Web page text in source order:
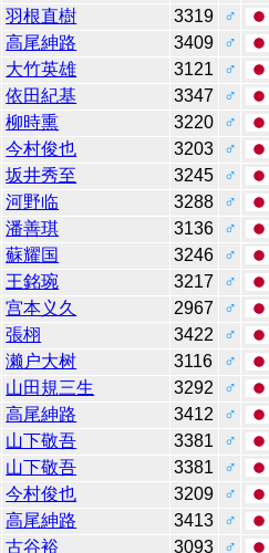
羽根直樹 3319
♂
高尾紳路 3409
♂
大竹英雄 3121
♂
依田紀基 3347
♂
柳時熏 3220
♂
今村俊也 3203
♂
坂井秀至 3245
♂
河野临 3288
♂
潘善琪 3136
♂
蘇耀国 3246
♂
王銘琬 3217
♂
宫本义久 2967
♂
張栩 3422
♂
濑户大树 3116
♂
山田規三生 3292
♂
高尾紳路 3412
♂
山下敬吾 3381
♂
山下敬吾 3381
♂
今村俊也 3209
♂
高尾紳路 3413
♂
古谷裕 3093 ♂